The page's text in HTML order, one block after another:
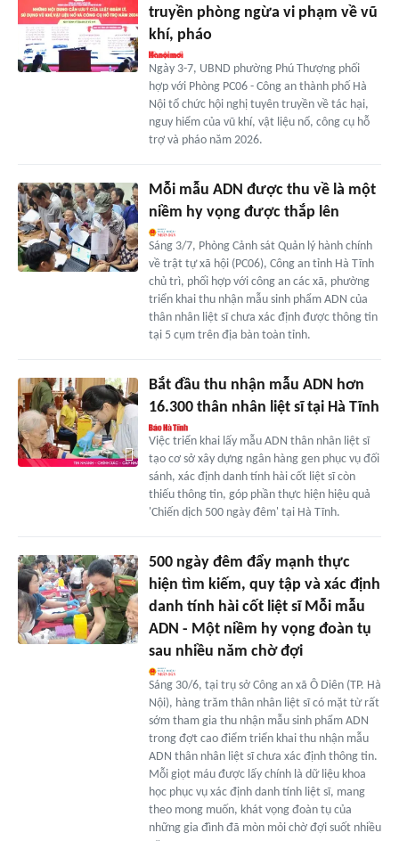
truyền phòng ngừa vi phạm về vũ
khí, pháo
Ngày 3-7, UBND phường Phú Thượng phối
hợp với Phòng PC06 - Công an thành phố Hà
Nội tổ chức hội nghị tuyên truyền về tác hại,
nguy hiểm của vũ khí, vật liệu nổ, công cụ hỗ
trợ và pháo năm 2026.
Mỗi mẫu ADN được thu về là một
niềm hy vọng được thắp lên
Sáng 3/7, Phòng Cảnh sát Quản lý hành chính
về trật tự xã hội (PC06), Công an tỉnh Hà Tĩnh
chủ trì, phối hợp với công an các xã, phường
triển khai thu nhận mẫu sinh phẩm ADN của
thân nhân liệt sĩ chưa xác định được thông tin
tại 5 cụm trên địa bàn toàn tỉnh.
Bắt đầu thu nhận mẫu ADN hơn
16.300 thân nhân liệt sĩ tại Hà Tĩnh
Việc triển khai lấy mẫu ADN thân nhân liệt sĩ
tạo cơ sở xây dựng ngân hàng gen phục vụ đối
sánh, xác định danh tính hài cốt liệt sĩ còn
thiếu thông tin, góp phần thực hiện hiệu quả
'Chiến dịch 500 ngày đêm' tại Hà Tĩnh.
500 ngày đêm đẩy mạnh thực
hiện tìm kiếm, quy tập và xác định
danh tính hài cốt liệt sĩ Mỗi mẫu
ADN - Một niềm hy vọng đoàn tụ
sau nhiều năm chờ đợi
Sáng 30/6, tại trụ sở Công an xã Ô Diên (TP. Hà
Nội), hàng trăm thân nhân liệt sĩ có mặt từ rất
sớm tham gia thu nhận mẫu sinh phẩm ADN
trong đợt cao điểm triển khai thu nhận mẫu
ADN thân nhân liệt sĩ chưa xác định thông tin.
Mỗi giọt máu được lấy chính là dữ liệu khoa
học phục vụ xác định danh tính liệt sĩ, mang
theo mong muốn, khát vọng đoàn tụ của
những gia đình đã mòn mỏi chờ đợi suốt nhiều